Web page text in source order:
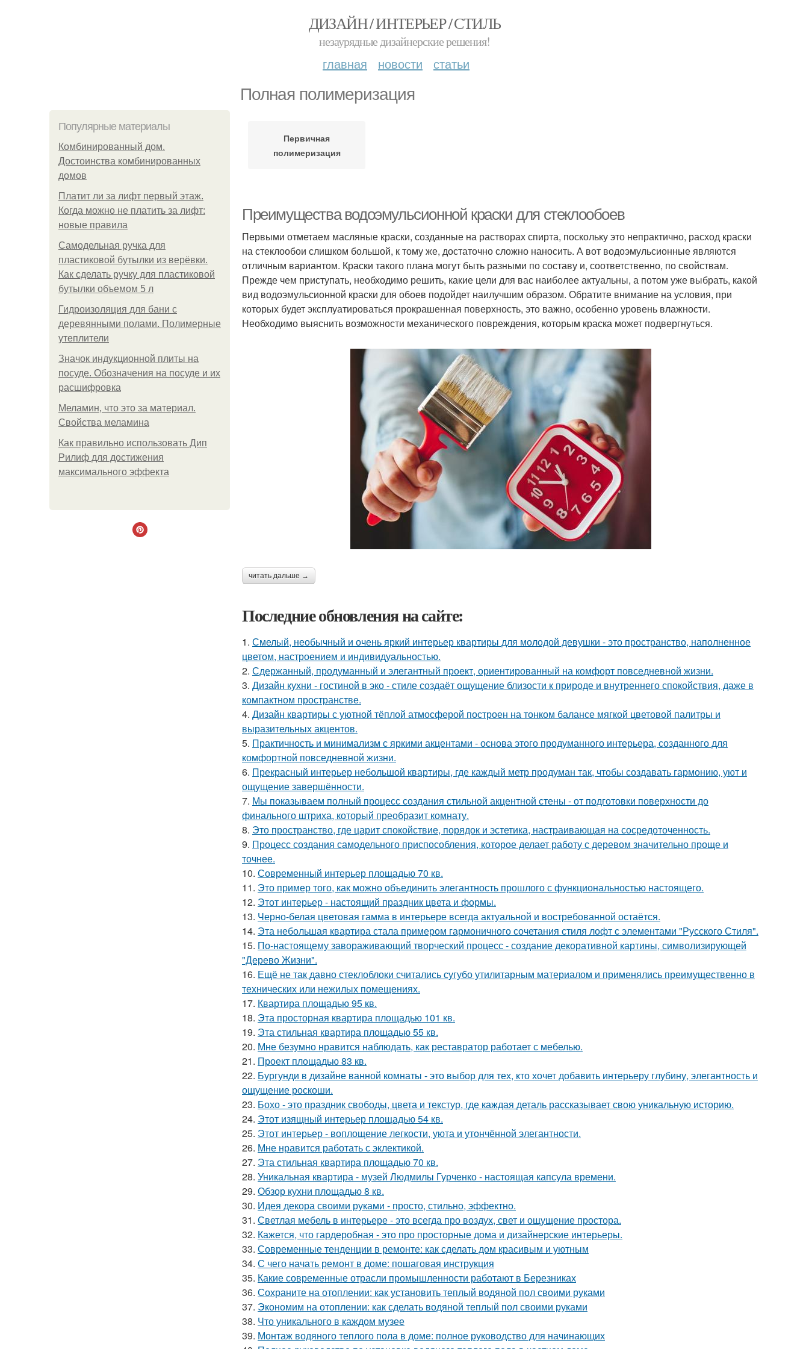
ДИЗАЙН / ИНТЕРЬЕР / СТИЛЬ
незаурядные дизайнерские решения!
главная новости статьи
Полная полимеризация
Популярные материалы
Комбинированный дом.
Достоинства комбинированных
домов
Платит ли за лифт первый этаж.
Когда можно не платить за лифт:
новые правила
Самодельная ручка для
пластиковой бутылки из верёвки.
Как сделать ручку для пластиковой
бутылки объемом 5 л
Гидроизоляция для бани с
деревянными полами. Полимерные
утеплители
Значок индукционной плиты на
посуде. Обозначения на посуде и их
расшифровка
Меламин, что это за материал.
Свойства меламина
Как правильно использовать Дип
Рилиф для достижения
максимального эффекта
Первичная
полимеризация
Преимущества водоэмульсионной краски для стеклообоев
Первыми отметаем масляные краски, созданные на растворах спирта, поскольку это непрактично, расход краски
на стеклообои слишком большой, к тому же, достаточно сложно наносить. А вот водоэмульсионные являются
отличным вариантом. Краски такого плана могут быть разными по составу и, соответственно, по свойствам.
Прежде чем приступать, необходимо решить, какие цели для вас наиболее актуальны, а потом уже выбрать, какой
вид водоэмульсионной краски для обоев подойдет наилучшим образом. Обратите внимание на условия, при
которых будет эксплуатироваться прокрашенная поверхность, это важно, особенно уровень влажности.
Необходимо выяснить возможности механического повреждения, которым краска может подвергнуться.
читать дальше →
Последние обновления на сайте:
1. Смелый, необычный и очень яркий интерьер квартиры для молодой девушки - это пространство, наполненное
цветом, настроением и индивидуальностью.
2. Сдержанный, продуманный и элегантный проект, ориентированный на комфорт повседневной жизни.
3. Дизайн кухни - гостиной в эко - стиле создаёт ощущение близости к природе и внутреннего спокойствия, даже в
компактном пространстве.
4. Дизайн квартиры с уютной тёплой атмосферой построен на тонком балансе мягкой цветовой палитры и
выразительных акцентов.
5. Практичность и минимализм с яркими акцентами - основа этого продуманного интерьера, созданного для
комфортной повседневной жизни.
6. Прекрасный интерьер небольшой квартиры, где каждый метр продуман так, чтобы создавать гармонию, уют и
ощущение завершённости.
7. Мы показываем полный процесс создания стильной акцентной стены - от подготовки поверхности до
финального штриха, который преобразит комнату.
8. Это пространство, где царит спокойствие, порядок и эстетика, настраивающая на сосредоточенность.
9. Процесс создания самодельного приспособления, которое делает работу с деревом значительно проще и
точнее.
10. Современный интерьер площадью 70 кв.
11. Это пример того, как можно объединить элегантность прошлого с функциональностью настоящего.
12. Этот интерьер - настоящий праздник цвета и формы.
13. Черно-белая цветовая гамма в интерьере всегда актуальной и востребованной остаётся.
14. Эта небольшая квартира стала примером гармоничного сочетания стиля лофт с элементами "Русского Стиля".
15. По-настоящему завораживающий творческий процесс - создание декоративной картины, символизирующей
"Дерево Жизни".
16. Ещё не так давно стеклоблоки считались сугубо утилитарным материалом и применялись преимущественно в
технических или нежилых помещениях.
17. Квартира площадью 95 кв.
18. Эта просторная квартира площадью 101 кв.
19. Эта стильная квартира площадью 55 кв.
20. Мне безумно нравится наблюдать, как реставратор работает с мебелью.
21. Проект площадью 83 кв.
22. Бургунди в дизайне ванной комнаты - это выбор для тех, кто хочет добавить интерьеру глубину, элегантность и
ощущение роскоши.
23. Бохо - это праздник свободы, цвета и текстур, где каждая деталь рассказывает свою уникальную историю.
24. Этот изящный интерьер площадью 54 кв.
25. Этот интерьер - воплощение легкости, уюта и утончённой элегантности.
26. Мне нравится работать с эклектикой.
27. Эта стильная квартира площадью 70 кв.
28. Уникальная квартира - музей Людмилы Гурченко - настоящая капсула времени.
29. Обзор кухни площадью 8 кв.
30. Идея декора своими руками - просто, стильно, эффектно.
31. Светлая мебель в интерьере - это всегда про воздух, свет и ощущение простора.
32. Кажется, что гардеробная - это про просторные дома и дизайнерские интерьеры.
33. Современные тенденции в ремонте: как сделать дом красивым и уютным
34. С чего начать ремонт в доме: пошаговая инструкция
35. Какие современные отрасли промышленности работают в Березниках
36. Сохраните на отоплении: как установить теплый водяной пол своими руками
37. Экономим на отоплении: как сделать водяной теплый пол своими руками
38. Что уникального в каждом музее
39. Монтаж водяного теплого пола в доме: полное руководство для начинающих